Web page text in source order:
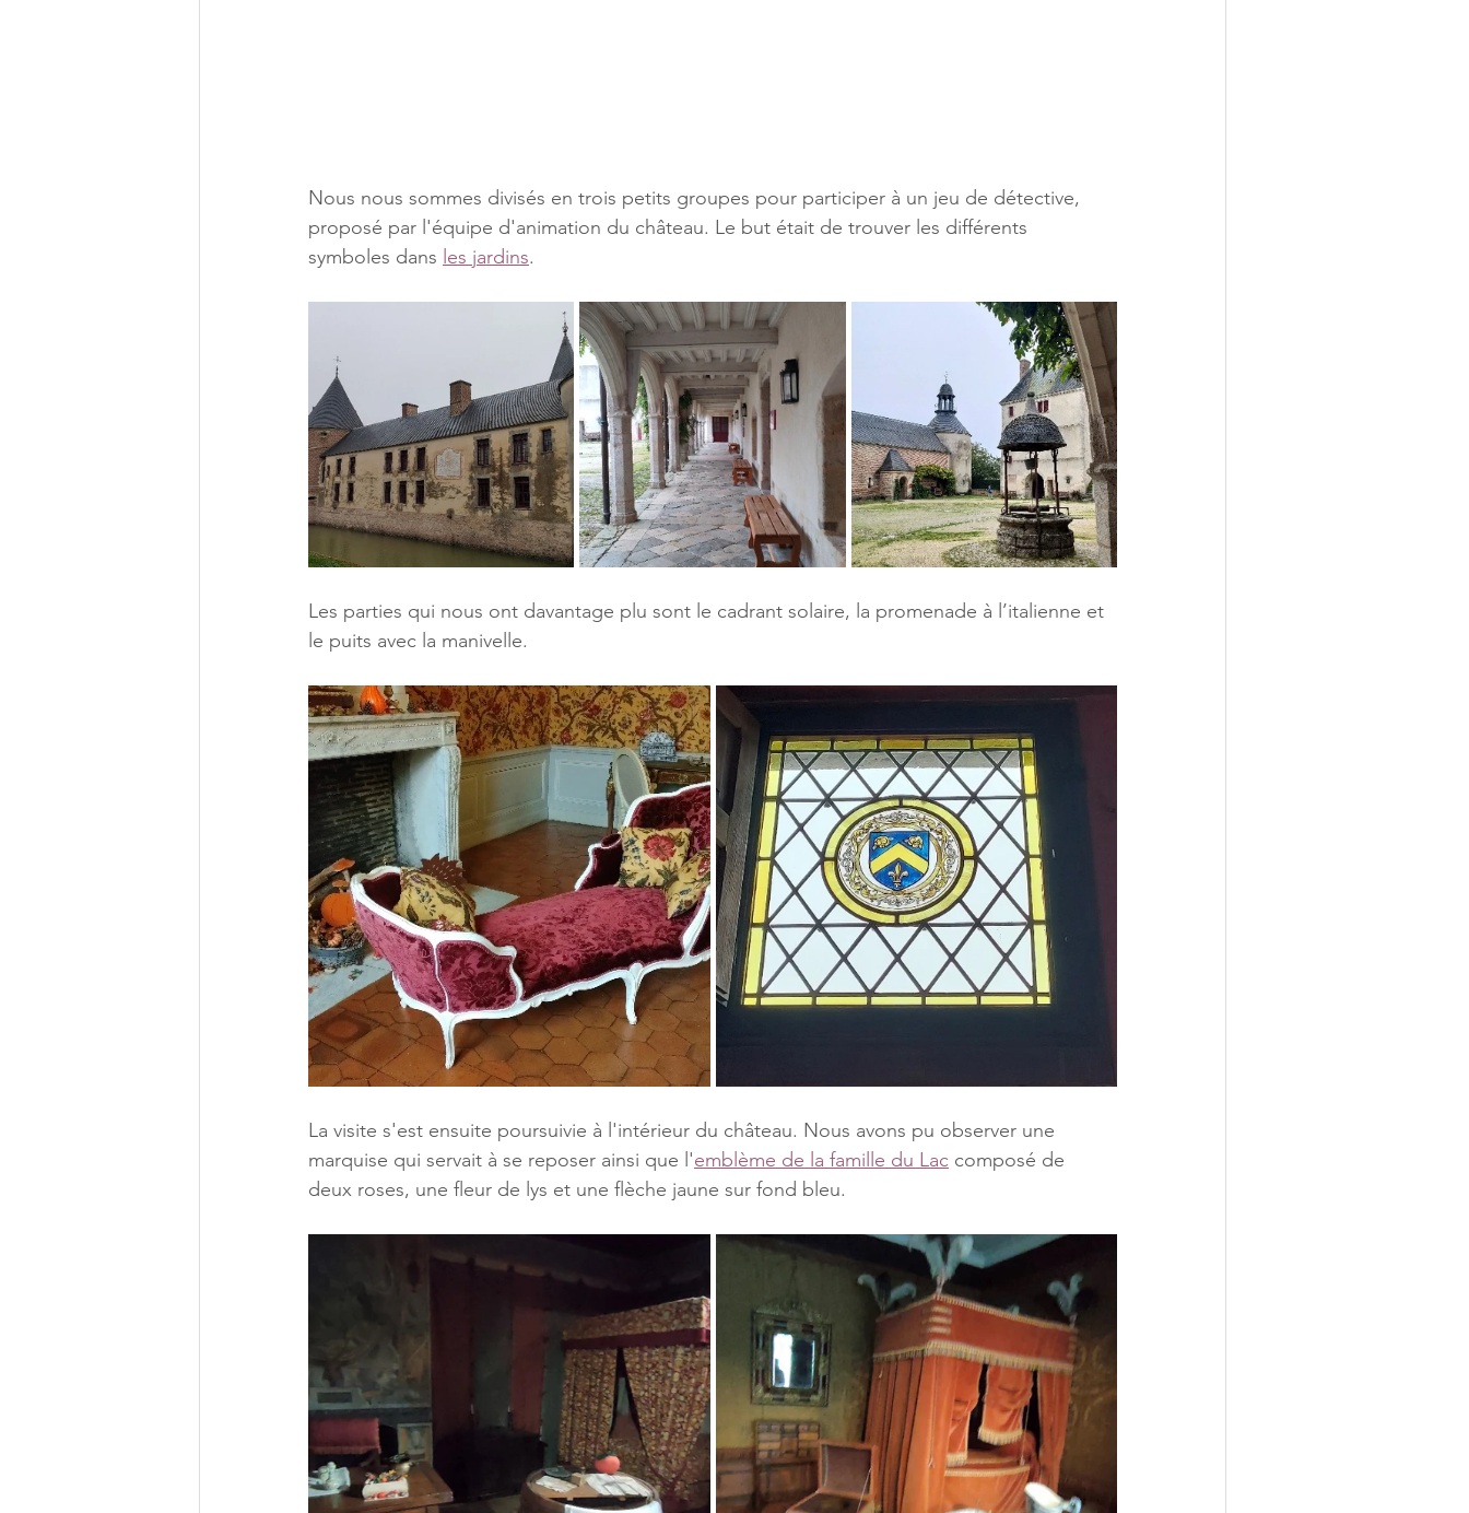
Nous nous sommes divisés en trois petits groupes pour participer à un jeu de détective,
proposé par l'équipe d'animation du château. Le but était de trouver les différents
symboles dans les jardins.
Les parties qui nous ont davantage plu sont le cadrant solaire, la promenade à l’italienne et
le puits avec la manivelle.
La visite s'est ensuite poursuivie à l'intérieur du château. Nous avons pu observer une
marquise qui servait à se reposer ainsi que l'emblème de la famille du Lac composé de
deux roses, une fleur de lys et une flèche jaune sur fond bleu.